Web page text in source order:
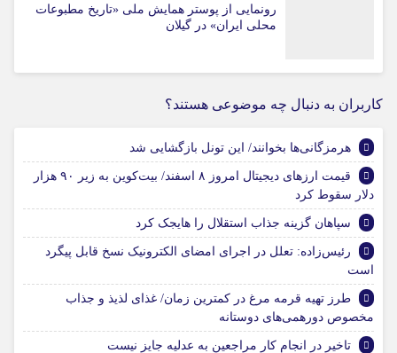
رونمایی از پوستر همایش ملی «تاریخ مطبوعات
محلی ایران» در گیلان
کاربران به دنبال چه موضوعی هستند؟
هرمزگانی‌ها بخوانند/ این تونل بازگشایی شد
قیمت ارزهای دیجیتال امروز ۸ اسفند/ بیت‌کوین به زیر ۹۰ هزار
دلار سقوط کرد
سپاهان گزینه جذاب استقلال را هایجک کرد
رئیس‌زاده: تعلل در اجرای امضای الکترونیک نسخ قابل پیگرد
است
طرز تهیه قرمه مرغ در کمترین زمان/ غذای لذیذ و جذاب
مخصوص دورهمی‌های دوستانه
تاخیر در انجام کار مراجعین به عدلیه جایز نیست